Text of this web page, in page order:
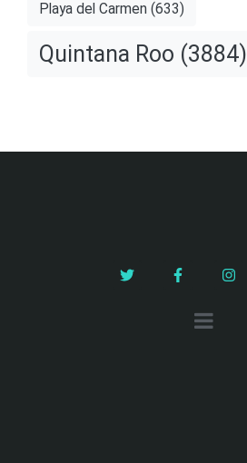
Playa del Carmen (633)
Quintana Roo (3884)